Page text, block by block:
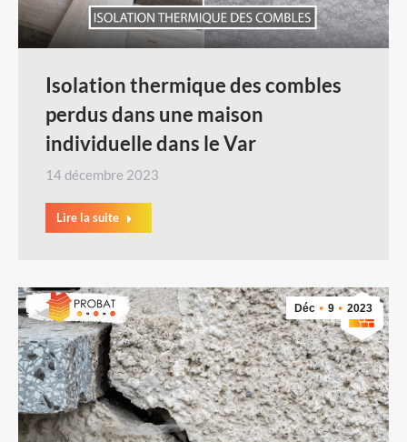
Isolation thermique des combles
perdus dans une maison
individuelle dans le Var
14 décembre 2023
Lire la suite
Déc 9 2023